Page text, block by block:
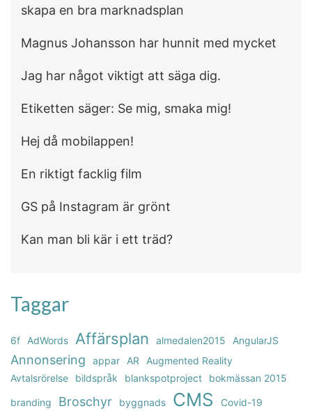
skapa en bra marknadsplan
Magnus Johansson har hunnit med mycket
Jag har något viktigt att säga dig.
Etiketten säger: Se mig, smaka mig!
Hej då mobilappen!
En riktigt facklig film
GS på Instagram är grönt
Kan man bli kär i ett träd?
Taggar
6f AdWords Affärsplan almedalen2015 AngularJS
Annonsering appar AR
Augmented Reality
Avtalsrörelse
bildspråk blankspotproject bokmässan 2015
branding Broschyr byggnads CMS
Covid-19